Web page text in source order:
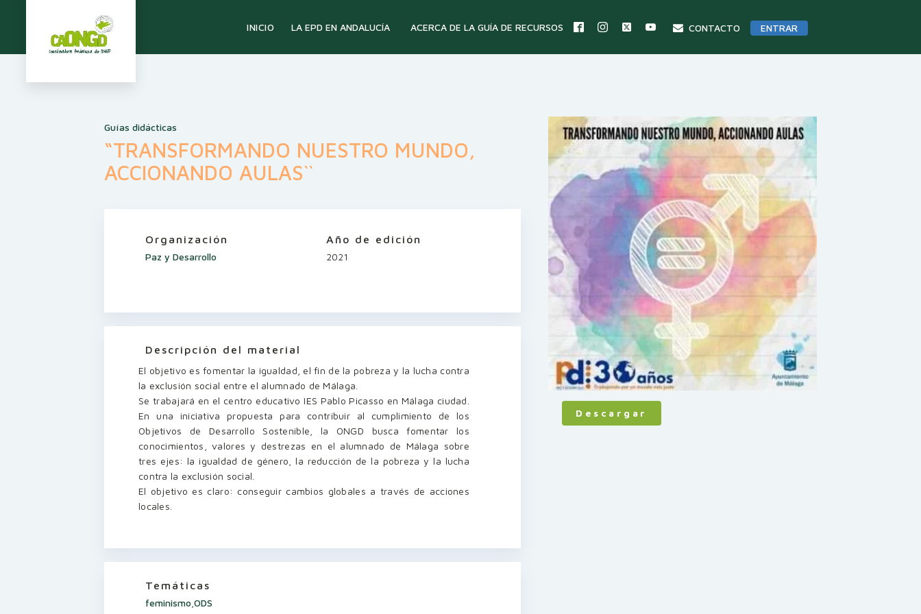
INICIO LA EPD EN ANDALUCÍA ACERCA DE LA GUÍA DE RECURSOS CONTACTO ENTRAR
Descargar
Guías didácticas
“TRANSFORMANDO NUESTRO MUNDO,
ACCIONANDO AULAS``
Organización
Paz y Desarrollo
Año de edición
2021
Descripción del material
El objetivo es fomentar la igualdad, el fin de la pobreza y la lucha contra
la exclusión social entre el alumnado de Málaga.
Se trabajará en el centro educativo IES Pablo Picasso en Málaga ciudad.
En una iniciativa propuesta para contribuir al cumplimiento de los
Objetivos de Desarrollo Sostenible, la ONGD busca fomentar los
conocimientos, valores y destrezas en el alumnado de Málaga sobre
tres ejes: la igualdad de género, la reducción de la pobreza y la lucha
contra la exclusión social.
El objetivo es claro: conseguir cambios globales a través de acciones
locales.
Temáticas
feminismo ODS